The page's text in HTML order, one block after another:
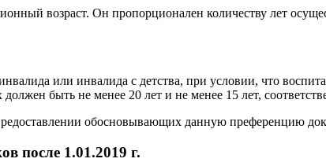
возраст. Он пропорционален количеству лет
или инвалида с детства, при условии, что
быть не менее 20 лет и не менее 15 лет,
обосновывающих данную преференцию
после 1.01.2019 г.